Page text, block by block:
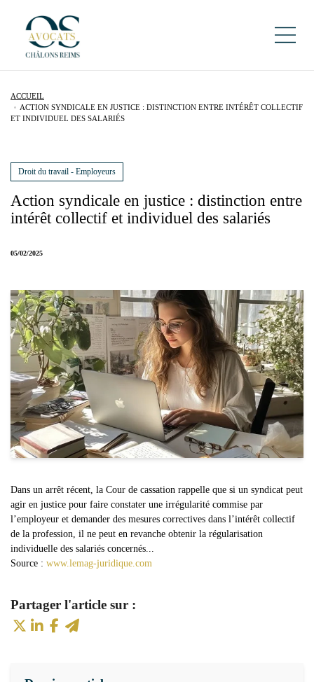
ACCUEIL
ACTION SYNDICALE EN JUSTICE : DISTINCTION ENTRE INTÉRÊT COLLECTIF
ET INDIVIDUEL DES SALARIÉS
Action syndicale en justice : distinction entre
intérêt collectif et individuel des salariés
05/02/2025
Droit du travail - Employeurs
Source : www.lemag-juridique.com
Dans un arrêt récent, la Cour de cassation rappelle que si un syndicat peut
agir en justice pour faire constater une irrégularité commise par
l’employeur et demander des mesures correctives dans l’intérêt collectif
de la profession, il ne peut en revanche obtenir la régularisation
individuelle des salariés concernés...